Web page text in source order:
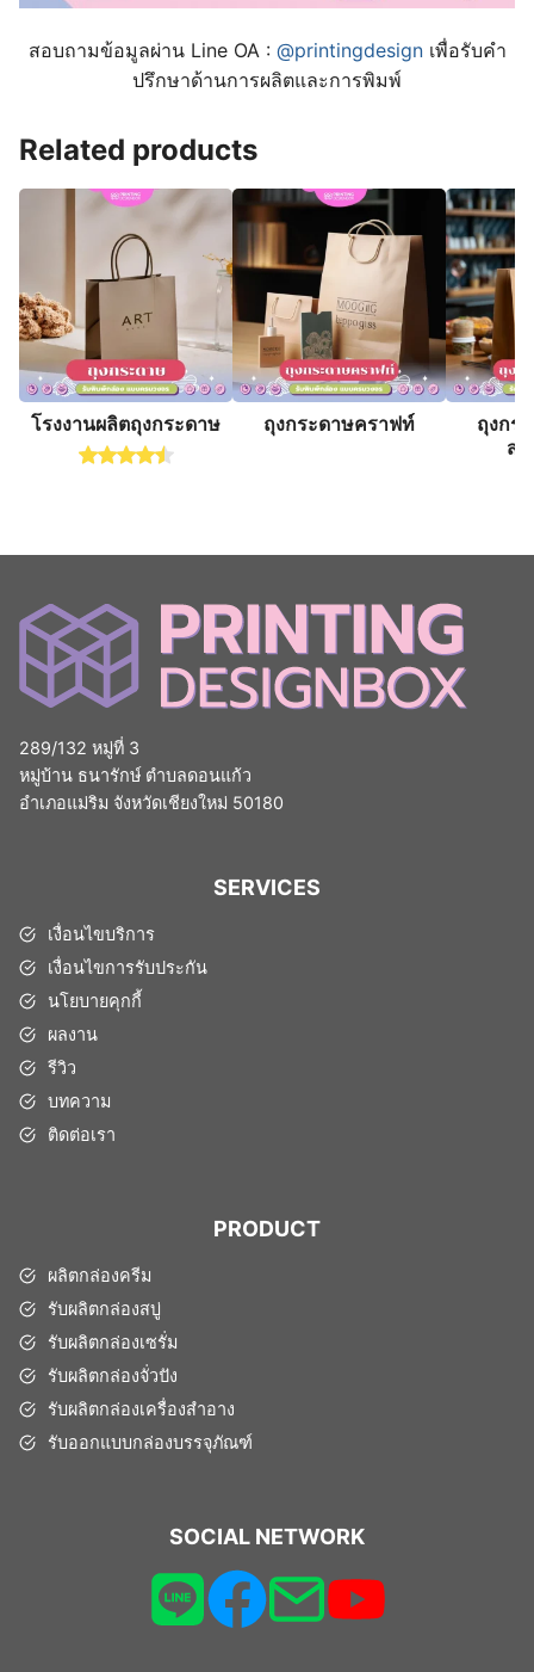
สอบถามข้อมูลผ่าน Line OA : @printingdesignเพื่อรับคำ
ปรึกษาด้านการผลิตและการพิมพ์
Related products
โรงงานผลิตถุงกระดาษ
Rated4.50
ถุงกระดาษคราฟท์
ถุงกร
ส
289/132 หมู่ที่ 3
หมู่บ้าน ธนารักษ์ ตำบลดอนแก้ว
อำเภอแม่ริม จังหวัดเชียงใหม่ 50180
SERVICES
เงื่อนไขบริการ
เงื่อนไขการรับประกัน
นโยบายคุกกี้
ผลงาน
รีวิว
บทความ
ติดต่อเรา
PRODUCT
ผลิตกล่องครีม
รับผลิตกล่องสบู่
รับผลิตกล่องเซรั่ม
รับผลิตกล่องจั่วปัง
รับผลิตกล่องเครื่องสำอาง
รับออกแบบกล่องบรรจุภัณฑ์
SOCIAL NETWORK